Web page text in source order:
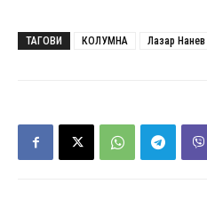
ТАГОВИ КОЛУМНА Лазар Нанев